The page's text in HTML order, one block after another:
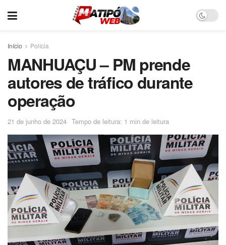
Início Polícia
MANHUAÇU – PM prende
autores de tráfico durante
operação
21 de junho de 2024 Tempo de leitura: 1 min de leitura